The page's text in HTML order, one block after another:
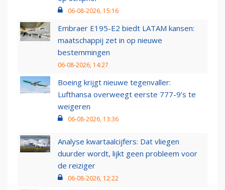
06-08-2026, 15:16
Embraer E195-E2 biedt LATAM kansen:
maatschappij zet in op nieuwe
bestemmingen
06-08-2026, 14:27
Boeing krijgt nieuwe tegenvaller:
Lufthansa overweegt eerste 777-9’s te
weigeren
06-08-2026, 13:36
Analyse kwartaalcijfers: Dat vliegen
duurder wordt, lijkt geen probleem voor
de reiziger
06-08-2026, 12:22